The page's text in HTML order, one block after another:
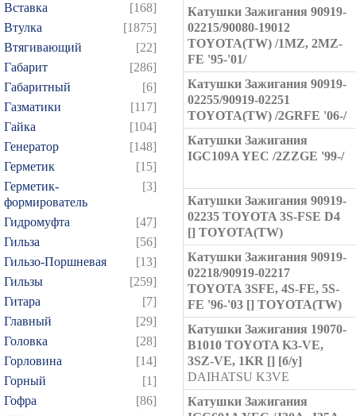
Вставка
[168]
Втулка
[1875]
Втягивающий
[22]
Габарит
[286]
Габаритный
[6]
Газматики
[117]
Гайка
[104]
Генератор
[148]
Герметик
[15]
Герметик-
формирователь
[3]
Гидромуфта
[47]
Гильза
[56]
Гильзо-Поршневая
[13]
Гильзы
[259]
Гитара
[7]
Главный
[29]
Головка
[28]
Горловина
[14]
Горный
[1]
Гофра
[86]
Катушки Зажигания 90919-
02215/90080-19012
TOYOTA(TW) /1MZ, 2MZ-
FE '95-'01/
Катушки Зажигания 90919-
02255/90919-02251
TOYOTA(TW) /2GRFE '06-/
Катушки Зажигания
IGC109A YEC /2ZZGE '99-/
Катушки Зажигания 90919-
02235 TOYOTA 3S-FSE D4
[] TOYOTA(TW)
Катушки Зажигания 90919-
02218/90919-02217
TOYOTA 3SFE, 4S-FE, 5S-
FE '96-'03 [] TOYOTA(TW)
Катушки Зажигания 19070-
B1010 TOYOTA K3-VE,
3SZ-VE, 1KR [] [б/у]
DAIHATSU K3VE
Катушки Зажигания